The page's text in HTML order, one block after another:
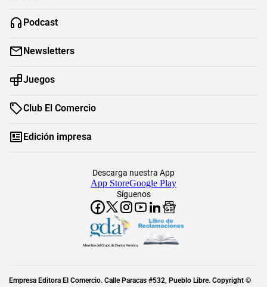
Podcast
Newsletters
Juegos
Club El Comercio
Edición impresa
Síguenos
Descarga nuestra App
App StoreGoogle Play
Miembro del Grupo de Diarios América
Empresa Editora El Comercio. Calle Paracas #532, Pueblo Libre. Copyright ©